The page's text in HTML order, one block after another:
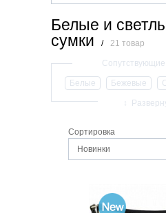
Белые и
сумки
/ 21 товар
Белые Бежевые
Красные
↕
Сортировка
Новинки